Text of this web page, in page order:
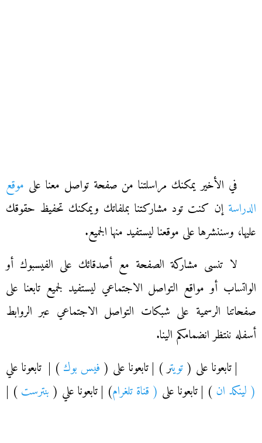
في الأخير يمكنك مراسلتنا من صفحة تواصل معنا على موقع
الدراسة إن كنت تود مشاركتنا بملفاتك ويمكنك تحفيظ حقوقك
عليها، وسننشرها على موقعنا ليستفيد منها الجميع.
لا تنسى مشاركة الصفحة مع أصدقائك على الفيسبوك أو
الواتساب أو مواقع التواصل الاجتماعي ليستفيد لجميع تابعنا على
صفحاتنا الرسمية على شبكات التواصل الاجتماعي عبر الروابط
أسفله ننتظر انضمامكم الينا.
| تابعونا على ( تويتر ) | تابعونا على ( فيس بوك ) | تابعونا علي
( لينكد ان ) | تابعونا على ( قناة تلغرام) | تابعونا علي ( بنترست ) |